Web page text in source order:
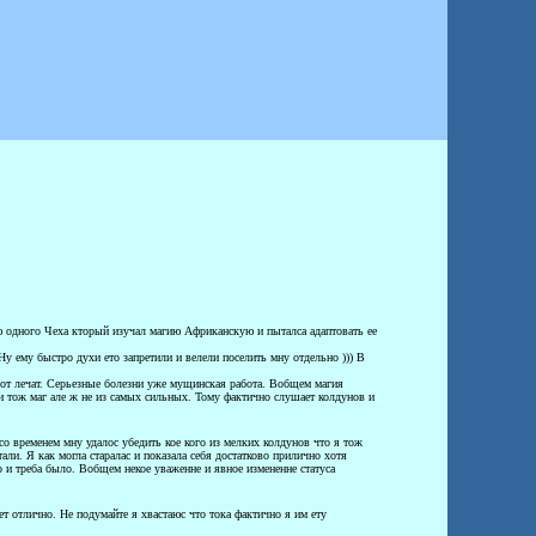
Чеха кторый изучал магию Африканскую и пыталса адаптовать ее
ему быстро духи ето запретили и велели поселить мну отдельно ))) В
лечат. Серьезные болезни уже мущинская работа. Вобщем магия
тож маг але ж не из самых сильных. Тому фактично слушает колдунов и
временем мну удалос убедить кое кого из мелких колдунов что я тож
Я как могла старалас и показала себя достатково прилично хотя
было. Вобщем некое уваженне и явное измененне статуса
Не подумайте я хвастаюс что тока фактично я им ету